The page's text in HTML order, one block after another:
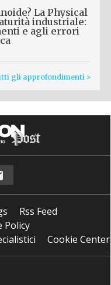
La Physical
industriale:
e agli errori
gli approfondimenti >
Rss Feed
Policy
Cookie Center